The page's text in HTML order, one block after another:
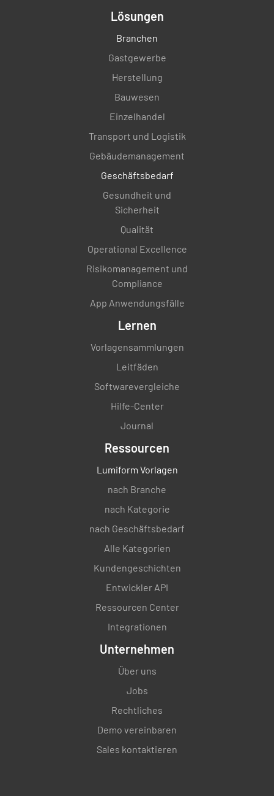
Lösungen
Branchen
Gastgewerbe
Herstellung
Bauwesen
Einzelhandel
Transport und Logistik
Gebäudemanagement
Geschäftsbedarf
Gesundheit und
Sicherheit
Qualität
Operational Excellence
Risikomanagement und
Compliance
App Anwendungsfälle
Lernen
Vorlagensammlungen
Leitfäden
Softwarevergleiche
Hilfe-Center
Journal
Ressourcen
Lumiform Vorlagen
nach Branche
nach Kategorie
nach Geschäftsbedarf
Alle Kategorien
Kundengeschichten
Entwickler API
Ressourcen Center
Integrationen
Unternehmen
Über uns
Jobs
Rechtliches
Demo vereinbaren
Sales kontaktieren